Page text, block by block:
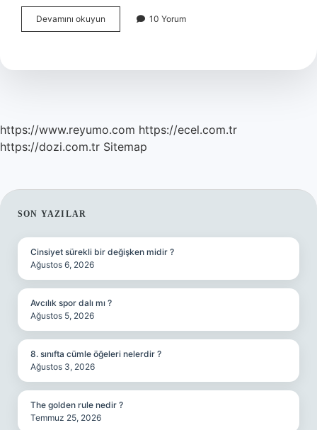
Devamını okuyun Ciltleme
Kursu
10 Yorum
https://www.reyumo.com https://ecel.com.tr
https://dozi.com.tr Sitemap
SIDEBAR
SON YAZILAR
Cinsiyet sürekli bir değişken midir ?
Ağustos 6, 2026
Avcılık spor dalı mı ?
Ağustos 5, 2026
8. sınıfta cümle öğeleri nelerdir ?
Ağustos 3, 2026
The golden rule nedir ?
Temmuz 25, 2026